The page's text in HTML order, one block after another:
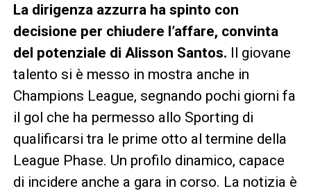
La dirigenza azzurra ha spinto con
decisione per chiudere l’affare, convinta
del potenziale di Alisson Santos. Il giovane
talento si è messo in mostra anche in
Champions League, segnando pochi giorni fa
il gol che ha permesso allo Sporting di
qualificarsi tra le prime otto al termine della
League Phase. Un profilo dinamico, capace
di incidere anche a gara in corso. La notizia è